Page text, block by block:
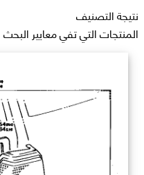
نتيجة التصنيف
المنتجات التي تفي معايير البحث